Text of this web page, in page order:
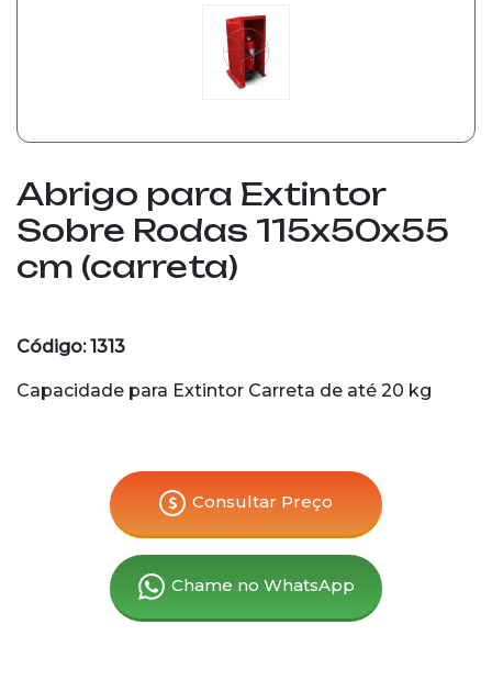
Abrigo para Extintor
Sobre Rodas 115x50x55
cm (carreta)
Código: 1313
Capacidade para Extintor Carreta de até 20 kg
Consultar Preço
Chame no WhatsApp